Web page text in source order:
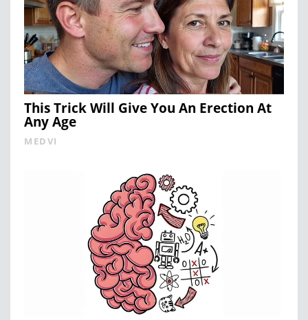
This Trick Will Give You An Erection At
Any Age
MEDVI